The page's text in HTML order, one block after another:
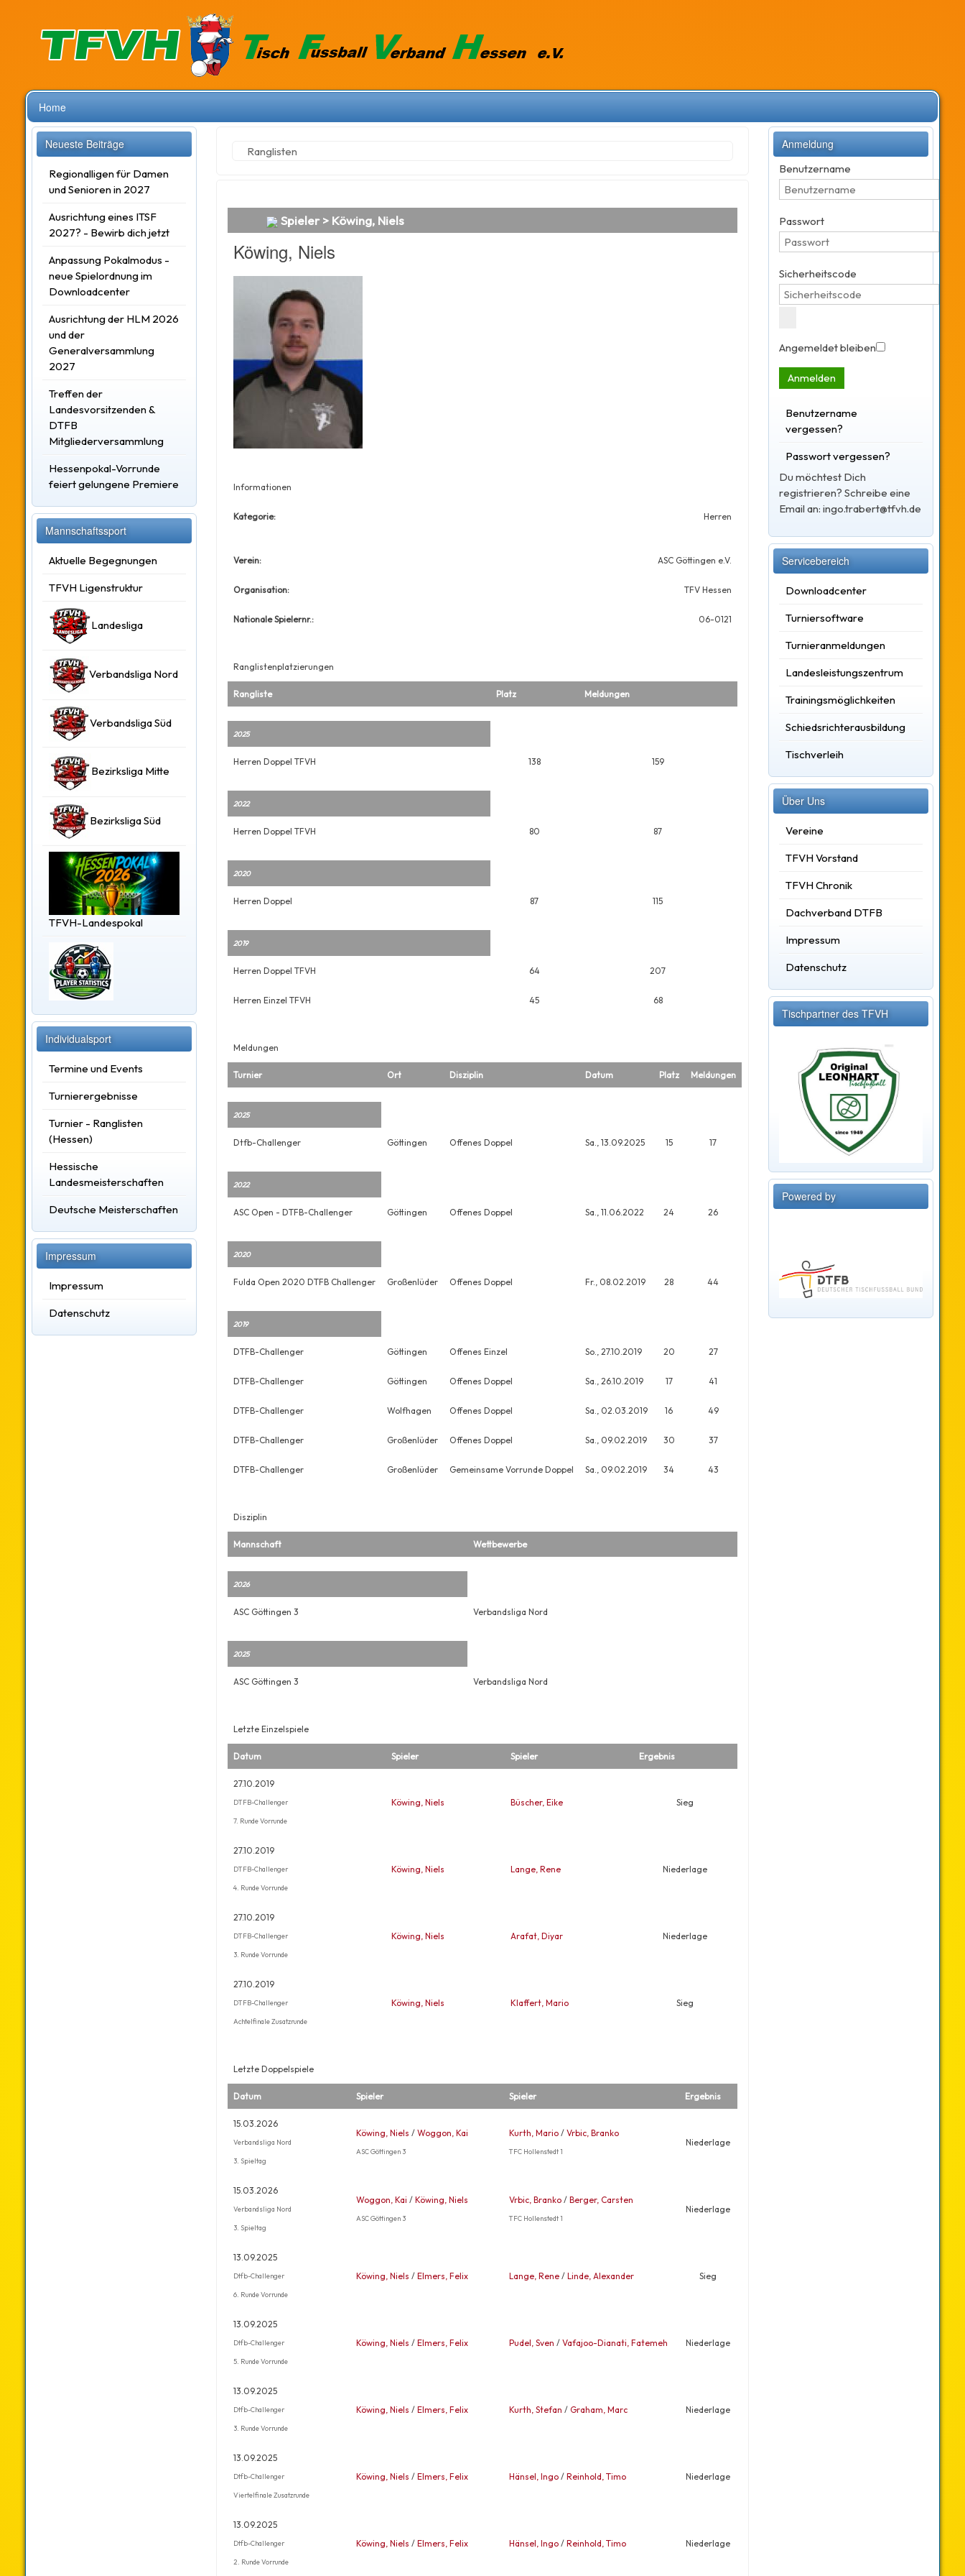
Home
Neueste Beiträge
Regionalligen für Damen
und Senioren in 2027
Ausrichtung eines ITSF
2027? - Bewirb dich jetzt
Anpassung Pokalmodus -
neue Spielordnung im
Downloadcenter
Ausrichtung der HLM 2026
und der
Generalversammlung
2027
Treffen der
Landesvorsitzenden &
DTFB
Mitgliederversammlung
Hessenpokal-Vorrunde
feiert gelungene Premiere
Mannschaftssport
Aktuelle Begegnungen
TFVH Ligenstruktur
Landesliga
Verbandsliga Nord
Verbandsliga Süd
Bezirksliga Mitte
Bezirksliga Süd
TFVH-Landespokal
Individualsport
Termine und Events
Turnierergebnisse
Turnier - Ranglisten
(Hessen)
Hessische
Landesmeisterschaften
Deutsche Meisterschaften
Impressum
Impressum
Datenschutz
Ranglisten
Spieler > Köwing, Niels
Köwing, Niels
Informationen
Kategorie: Herren
Verein: ASC Göttingen e.V.
Organisation: TFV Hessen
Nationale Spielernr.: 06-0121
Ranglistenplatzierungen
Rangliste Platz Meldungen
2025
Herren Doppel TFVH 138 159
2022
Herren Doppel TFVH 80 87
2020
Herren Doppel 87 115
2019
Herren Doppel TFVH 64 207
Herren Einzel TFVH 45 68
Meldungen
Turnier Ort Disziplin Datum Platz Meldungen
2025
Dtfb-Challenger Göttingen Offenes Doppel Sa., 13.09.2025 15 17
2022
ASC Open - DTFB-Challenger Göttingen Offenes Doppel Sa., 11.06.2022 24 26
2020
Fulda Open 2020 DTFB Challenger Großenlüder Offenes Doppel Fr., 08.02.2019 28 44
2019
DTFB-Challenger Göttingen Offenes Einzel So., 27.10.2019 20 27
DTFB-Challenger Göttingen Offenes Doppel Sa., 26.10.2019 17 41
DTFB-Challenger Wolfhagen Offenes Doppel Sa., 02.03.2019 16 49
DTFB-Challenger Großenlüder Offenes Doppel Sa., 09.02.2019 30 37
DTFB-Challenger Großenlüder Gemeinsame Vorrunde Doppel Sa., 09.02.2019 34 43
Disziplin
Mannschaft Wettbewerbe
2026
ASC Göttingen 3 Verbandsliga Nord
2025
ASC Göttingen 3 Verbandsliga Nord
Letzte Einzelspiele
Datum Spieler Spieler Ergebnis
27.10.2019
DTFB-Challenger
7. Runde Vorrunde
Köwing, Niels Büscher, Eike Sieg
27.10.2019
DTFB-Challenger
4. Runde Vorrunde
Köwing, Niels Lange, Rene Niederlage
27.10.2019
DTFB-Challenger
3. Runde Vorrunde
Köwing, Niels Arafat, Diyar Niederlage
27.10.2019
DTFB-Challenger
Achtelfinale Zusatzrunde
Köwing, Niels Klaffert, Mario Sieg
Letzte Doppelspiele
Datum Spieler Spieler Ergebnis
15.03.2026
Verbandsliga Nord
3. Spieltag
Köwing, Niels / Woggon, Kai
ASC Göttingen 3
Kurth, Mario/ Vrbic, Branko
TFC Hollenstedt 1
Niederlage
15.03.2026
Verbandsliga Nord
3. Spieltag
Woggon, Kai / Köwing, Niels
ASC Göttingen 3
Vrbic, Branko/ Berger, Carsten
TFC Hollenstedt 1
Niederlage
13.09.2025
Dtfb-Challenger
6. Runde Vorrunde
Köwing, Niels / Elmers, Felix Lange, Rene/ Linde, Alexander Sieg
13.09.2025
Dtfb-Challenger
5. Runde Vorrunde
Köwing, Niels / Elmers, Felix Pudel, Sven / Vafajoo-Dianati, Fatemeh Niederlage
13.09.2025
Dtfb-Challenger
3. Runde Vorrunde
Köwing, Niels / Elmers, Felix Kurth, Stefan / Graham, Marc Niederlage
13.09.2025
Dtfb-Challenger
Viertelfinale Zusatzrunde
Köwing, Niels / Elmers, Felix Hänsel, Ingo/ Reinhold, Timo Niederlage
13.09.2025
Dtfb-Challenger
2. Runde Vorrunde
Köwing, Niels / Elmers, Felix Hänsel, Ingo/ Reinhold, Timo Niederlage
Anmeldung
Benutzername
Passwort
Sicherheitscode
Angemeldet bleiben
Anmelden
Benutzername
vergessen?
Passwort vergessen?
Du möchtest Dich
registrieren? Schreibe eine
Email an: ingo.trabert@tfvh.de
Servicebereich
Downloadcenter
Turniersoftware
Turnieranmeldungen
Landesleistungszentrum
Trainingsmöglichkeiten
Schiedsrichterausbildung
Tischverleih
Über Uns
Vereine
TFVH Vorstand
TFVH Chronik
Dachverband DTFB
Impressum
Datenschutz
Tischpartner des TFVH
Powered by